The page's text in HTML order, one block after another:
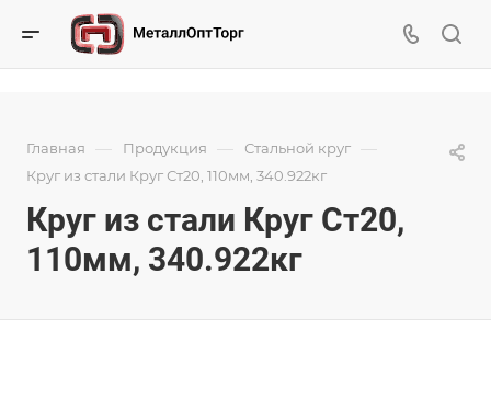
Главная — Продукция — Стальной круг —
Круг из стали Круг Ст20, 110мм, 340.922кг
Круг из стали Круг Ст20,
110мм, 340.922кг